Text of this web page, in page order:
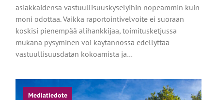
asiakkaidensa vastuullisuuskyselyihin nopeammin kuin
moni odottaa. Vaikka raportointivelvoite ei suoraan
koskisi pienempää alihankkijaa, toimitusketjussa
mukana pysyminen voi käytännössä edellyttää
vastuullisuusdatan kokoamista ja…
Mediatiedote